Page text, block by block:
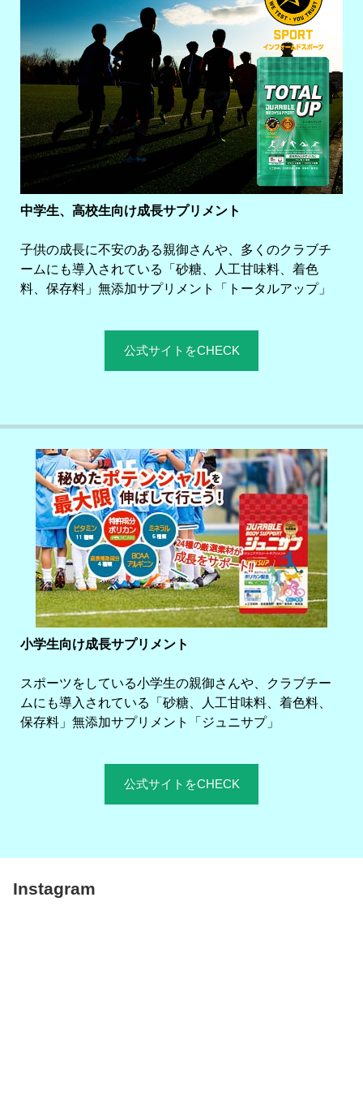
中学生、高校生向け成長サプリメント
子供の成長に不安のある親御さんや、多くのクラブチ
ームにも導入されている「砂糖、人工甘味料、着色
料、保存料」無添加サプリメント「トータルアップ」
公式サイトをCHECK
小学生向け成長サプリメント
スポーツをしている小学生の親御さんや、クラブチー
ムにも導入されている「砂糖、人工甘味料、着色料、
保存料」無添加サプリメント「ジュニサプ」
公式サイトをCHECK
Instagram